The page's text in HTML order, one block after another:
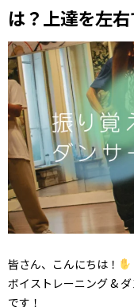
は？上達を左
皆さん、こんにちは！
ボイストレーニング &
です！